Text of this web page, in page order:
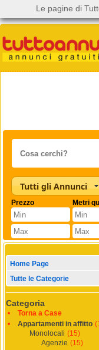
Tutti gli Annunci
Prezzo Metri
Home Page
Tutte le Categorie
Categoria
Torna a Case
Appartamenti in affitto
Monolocali (15)
Agenzie (15)
Le pagine di